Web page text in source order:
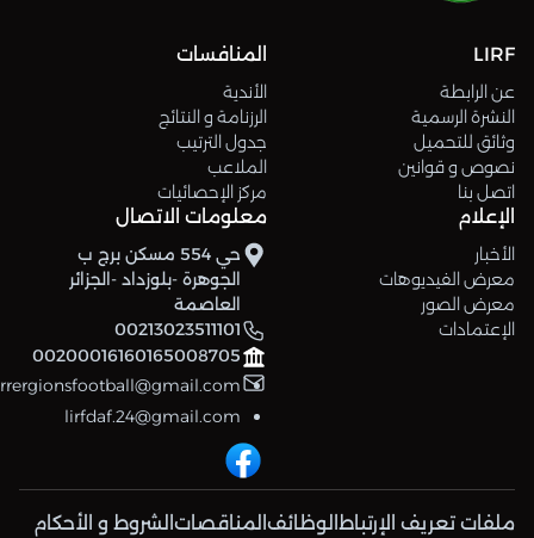
LIRF
عن الرابطة
النشرة الرسمية
وثائق للتحميل
نصوص و قوانين
اتصل بنا
المنافسات
الأندية
الرزنامة و النتائج
جدول الترتيب
الملاعب
مركز الإحصائيات
الإعلام
الأخبار
معرض الفيديوهات
معرض الصور
الإعتمادات
معلومات الاتصال
حي 554 مسكن برج ب
الجوهرة -بلوزداد -الجزائر
العاصمة
00213023511101
00200016160165008705
lirfdaf.24@gmail.com
ملفات تعريف الإرتباط الوظائف المناقصات الشروط و الأحكام